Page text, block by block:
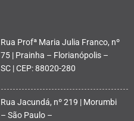
Rua Profª Maria Julia Franco, nº
75 | Prainha – Florianópolis –
SC | CEP: 88020-280
Rua Jacundá, nº 219 | Morumbi
– São Paulo –